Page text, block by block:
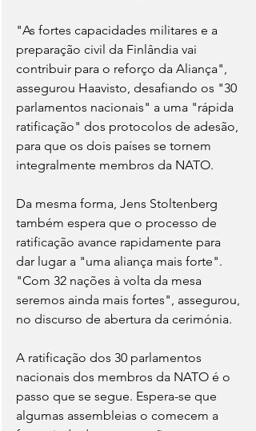
"As fortes capacidades militares e a
preparação civil da Finlândia vai
contribuir para o reforço da Aliança",
assegurou Haavisto, desafiando os "30
parlamentos nacionais" a uma "rápida
ratificação" dos protocolos de adesão,
para que os dois países se tornem
integralmente membros da NATO.
Da mesma forma, Jens Stoltenberg
também espera que o processo de
ratificação avance rapidamente para
dar lugar a "uma aliança mais forte".
"Com 32 nações à volta da mesa
seremos ainda mais fortes", assegurou,
no discurso de abertura da cerimónia.
A ratificação dos 30 parlamentos
nacionais dos membros da NATO é o
passo que se segue. Espera-se que
algumas assembleias o comecem a